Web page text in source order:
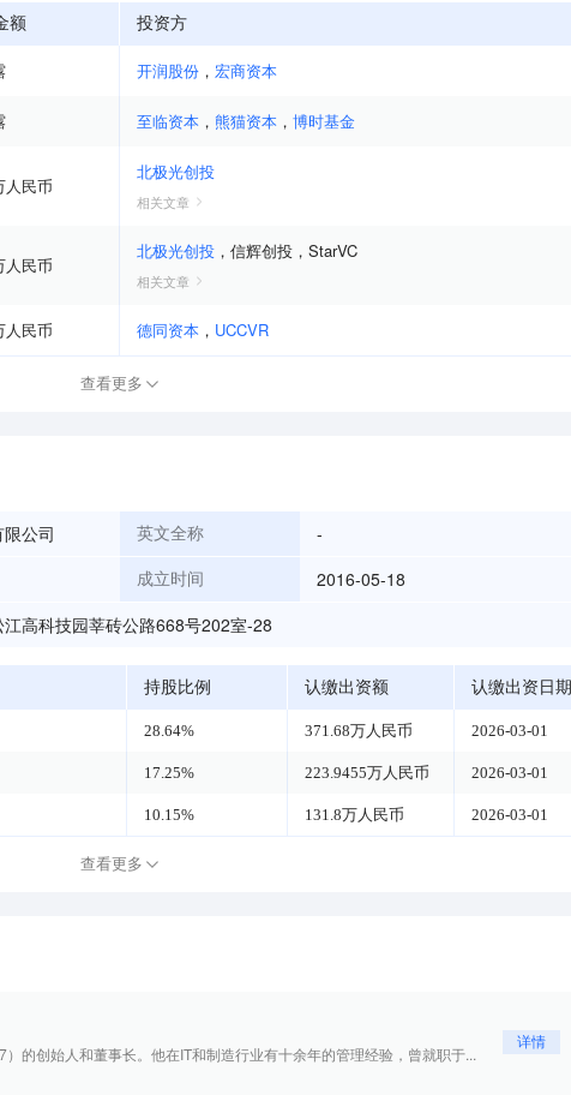
额 投资方
开润股份 ， 宏商资本
至临资本 ， 熊猫资本 ， 博时基金
人民币
北极光创投
相关文章
人民币
北极光创投 ， 信辉创投 ， StarVC
相关文章
人民币 德同资本 ， UCCVR
查看更多
公司 英文全称 -
成立时间 2016-05-18
高科技园莘砖公路668号202室-28
持股比例 认缴出资额 认缴出资日期
28.64% 371.68万人民币 2026-03-01
17.25% 223.9455万人民币 2026-03-01
10.15% 131.8万人民币 2026-03-01
查看更多
的创始人和董事长。他在IT和制造行业有十余年的管理经验，曾就职于...
详情